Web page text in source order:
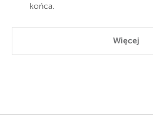
końca.
Więcej